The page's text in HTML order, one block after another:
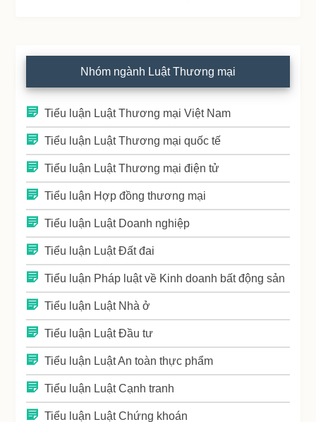
Nhóm ngành Luật Thương mại
Tiểu luận Luật Thương mại Việt Nam
Tiểu luận Luật Thương mại quốc tế
Tiểu luận Luật Thương mại điện tử
Tiểu luận Hợp đồng thương mại
Tiểu luận Luật Doanh nghiệp
Tiểu luận Luật Đất đai
Tiểu luận Pháp luật về Kinh doanh bất động sản
Tiểu luận Luật Nhà ở
Tiểu luận Luật Đầu tư
Tiểu luận Luật An toàn thực phẩm
Tiểu luận Luật Cạnh tranh
Tiểu luận Luật Chứng khoán